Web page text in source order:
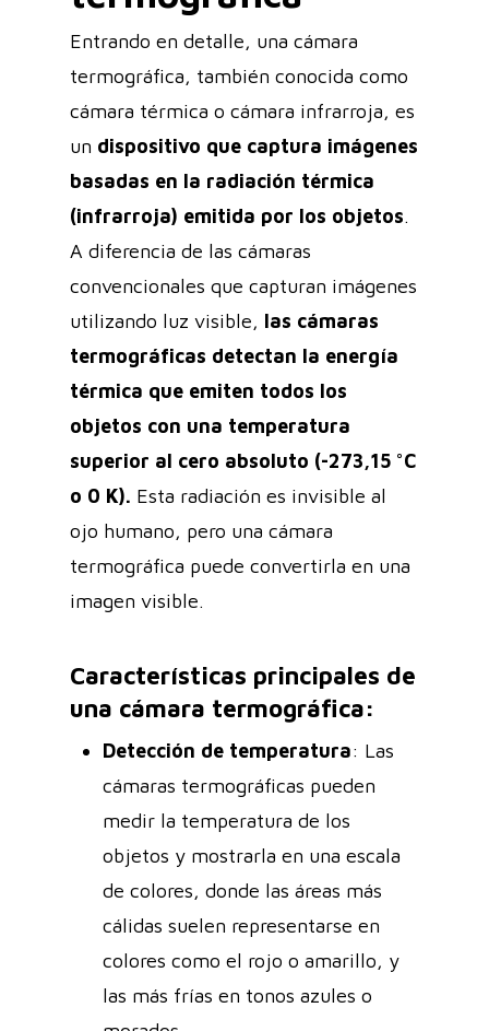
Entrando en detalle, una cámara
termográfica, también conocida como
cámara térmica o cámara infrarroja, es
un dispositivo que captura imágenes
basadas en la radiación térmica
(infrarroja) emitida por los objetos.
A diferencia de las cámaras
convencionales que capturan imágenes
utilizando luz visible, las cámaras
termográficas detectan la energía
térmica que emiten todos los
objetos con una temperatura
superior al cero absoluto (-273,15 °C
o 0 K). Esta radiación es invisible al
ojo humano, pero una cámara
termográfica puede convertirla en una
imagen visible.
Características principales de
una cámara termográfica:
Detección de temperatura: Las
cámaras termográficas pueden
medir la temperatura de los
objetos y mostrarla en una escala
de colores, donde las áreas más
cálidas suelen representarse en
colores como el rojo o amarillo, y
las más frías en tonos azules o